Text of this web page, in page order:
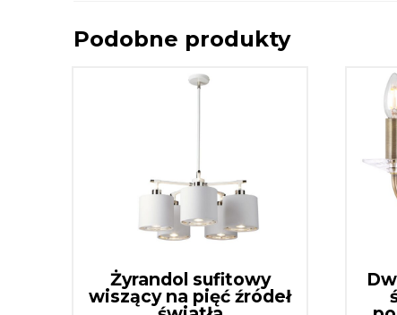
Podobne produkty
Żyrandol sufitowy
wiszący na pięć źródeł